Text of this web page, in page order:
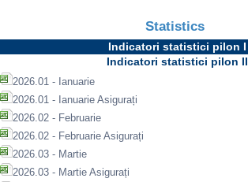
Statistics
Indicatori statistici pilon I
Indicatori statistici pilon II
2026.01 - Ianuarie
2026.01 - Ianuarie Asigurați
2026.02 - Februarie
2026.02 - Februarie Asigurați
2026.03 - Martie
2026.03 - Martie Asigurați